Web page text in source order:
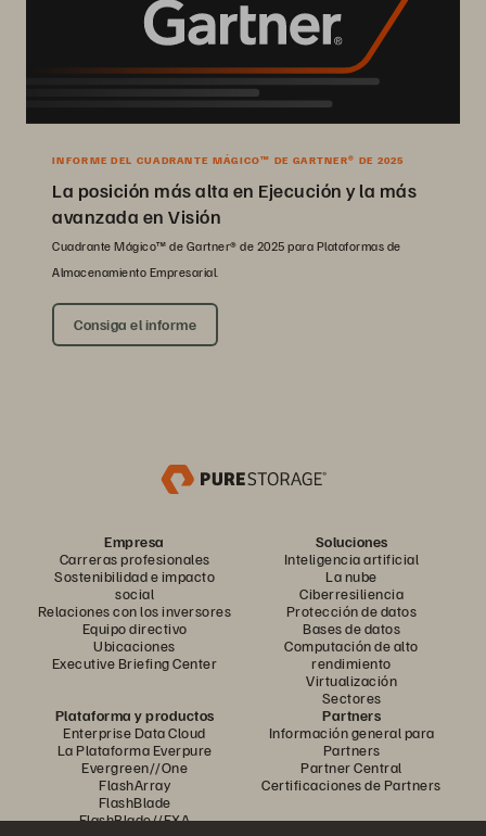
INFORME DEL CUADRANTE MÁGICO™ DE GARTNER® DE 2025
La posición más alta en Ejecución y la más
avanzada en Visión
Cuadrante Mágico™ de Gartner® de 2025 para Plataformas de
Almacenamiento Empresarial.
Consiga el informe
Empresa
Carreras profesionales
Sostenibilidad e impacto
social
Relaciones con los inversores
Equipo directivo
Ubicaciones
Executive Briefing Center
Soluciones
Inteligencia artificial
La nube
Ciberresiliencia
Protección de datos
Bases de datos
Computación de alto
rendimiento
Virtualización
Sectores
Plataforma y productos
Enterprise Data Cloud
La Plataforma Everpure
Evergreen//One
FlashArray
FlashBlade
FlashBlade//EXA
Partners
Información general para
Partners
Partner Central
Certificaciones de Partners